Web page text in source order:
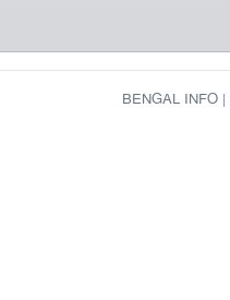
BENGAL INFO